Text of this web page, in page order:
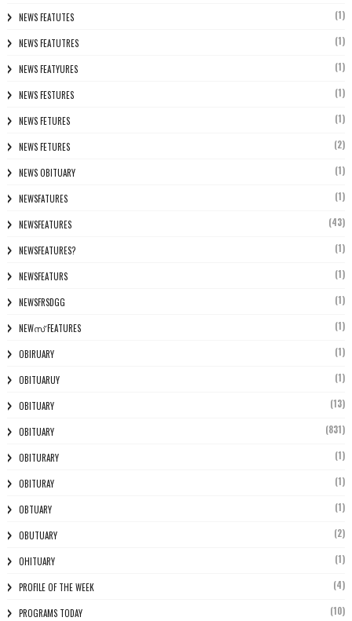
NEWS FEATUTES (1)
NEWS FEATUTRES (1)
NEWS FEATYURES (1)
NEWS FESTURES (1)
NEWS FETURES (1)
NEWS FETURES (2)
NEWS OBITUARY (1)
NEWSFATURES (1)
NEWSFEATURES (43)
NEWSFEATURES? (1)
NEWSFEATURS (1)
NEWSFRSDGG (1)
NEWസ് FEATURES (1)
OBIRUARY (1)
OBITUARUY (1)
OBITUARY (13)
OBITUARY (831)
OBITURARY (1)
OBITURAY (1)
OBTUARY (1)
OBUTUARY (2)
OHITUARY (1)
PROFILE OF THE WEEK (4)
PROGRAMS TODAY (10)